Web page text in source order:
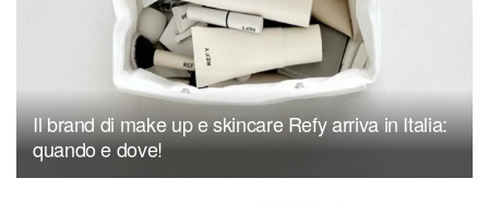
Il brand di make up e skincare Refy arriva in Italia:
quando e dove!